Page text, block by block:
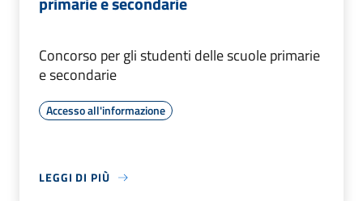
Concorso per gli studenti delle scuole primarie
e secondarie
Accesso all'informazione
LEGGI DI PIÙ